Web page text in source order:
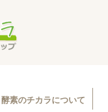
酵素のチカラについて